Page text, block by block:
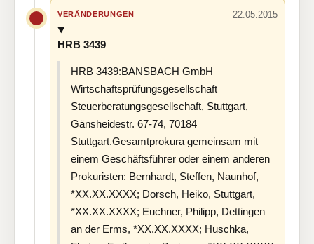
VERÄNDERUNGEN 22.05.2015
HRB 3439
HRB 3439:BANSBACH GmbH
Wirtschaftsprüfungsgesellschaft
Steuerberatungsgesellschaft, Stuttgart,
Gänsheidestr. 67-74, 70184
Stuttgart.Gesamtprokura gemeinsam mit
einem Geschäftsführer oder einem anderen
Prokuristen: Bernhardt, Steffen, Naunhof,
*XX.XX.XXXX; Dorsch, Heiko, Stuttgart,
*XX.XX.XXXX; Euchner, Philipp, Dettingen
an der Erms, *XX.XX.XXXX; Huschka,